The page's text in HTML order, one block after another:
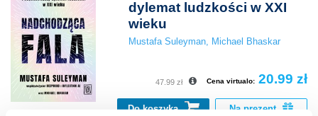
dylemat ludzkości w XXI
wieku
Mustafa Suleyman Michael Bhaskar
Cena virtualo: 20.99 zł
47.99 zł
Do koszyka Na prezent